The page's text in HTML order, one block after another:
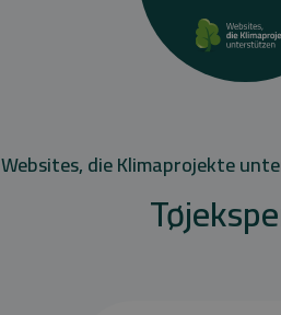
Websites, die Klimaprojekte